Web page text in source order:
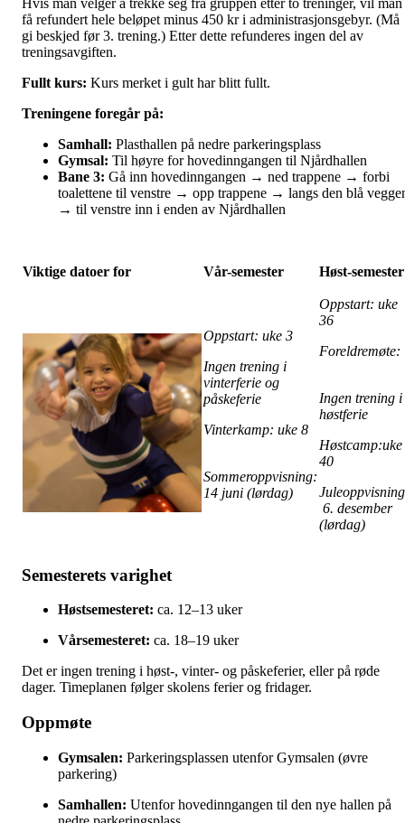
få refundert hele beløpet minus 450 kr i administrasjonsgebyr. (Må
gi beskjed før 3. trening.) Etter dette refunderes ingen del av
treningsavgiften.
Fullt kurs: Kurs merket i gult har blitt fullt.
Treningene foregår på:
Samhall: Plasthallen på nedre parkeringsplass
Gymsal: Til høyre for hovedinngangen til Njårdhallen
Bane 3: Gå inn hovedinngangen → ned trappene → forbi
toalettene til venstre → opp trappene → langs den blå
→ til venstre inn i enden av Njårdhallen
Viktige datoer for Vår-semester Høst-semester
Oppstart: uke 3
Ingen trening i
vinterferie og
påskeferie
Vinterkamp: uke 8
Sommeroppvisning:
14 juni (lørdag)
Oppstart: uke
36
Ingen trening i
høstferie
Høstcamp:uke
40
6. desember
(lørdag)
Semesterets varighet
Høstsemesteret: ca. 12–13 uker
Vårsemesteret: ca. 18–19 uker
Det er ingen trening i høst-, vinter- og påskeferier, eller på røde
dager. Timeplanen følger skolens ferier og fridager.
Oppmøte
Gymsalen: Parkeringsplassen utenfor Gymsalen (øvre
parkering)
Samhallen: Utenfor hovedinngangen til den nye hallen på